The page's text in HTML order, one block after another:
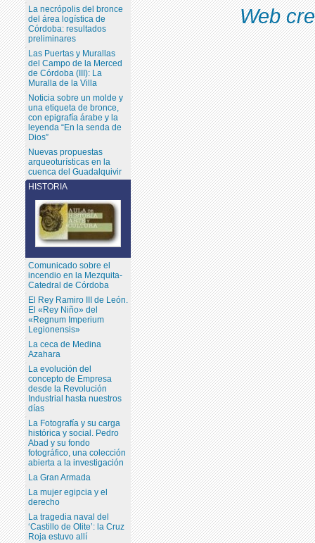
La necrópolis del bronce
del área logística de
Córdoba: resultados
preliminares
Las Puertas y Murallas
del Campo de la Merced
de Córdoba (III): La
Muralla de la Villa
Noticia sobre un molde y
una etiqueta de bronce,
con epigrafía árabe y la
leyenda “En la senda de
Dios”
Nuevas propuestas
arqueoturísticas en la
cuenca del Guadalquivir
HISTORIA
Comunicado sobre el
incendio en la Mezquita-
Catedral de Córdoba
El Rey Ramiro III de León.
El «Rey Niño» del
«Regnum Imperium
Legionensis»
La ceca de Medina
Azahara
La evolución del
concepto de Empresa
desde la Revolución
Industrial hasta nuestros
días
La Fotografía y su carga
histórica y social. Pedro
Abad y su fondo
fotográfico, una colección
abierta a la investigación
La Gran Armada
La mujer egipcia y el
derecho
La tragedia naval del
‘Castillo de Olite’: la Cruz
Roja estuvo allí
Web